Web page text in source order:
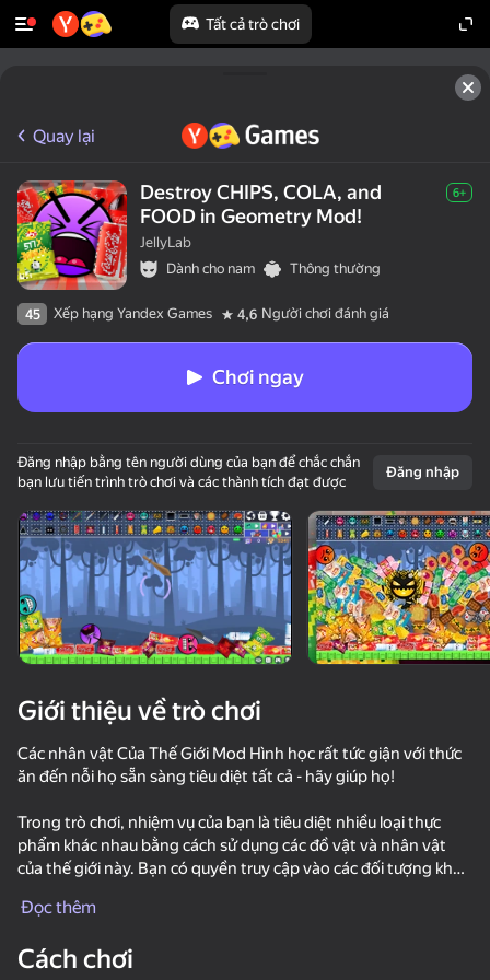
Tất cả trò chơi
Xoay thiết bị
Trò chơi này chỉ hỗ trợ định hướng
ngang
Hamster Escape: Prison
Quay lại
Destroy CHIPS, COLA, and
FOOD in Geometry Mod!
6+
JellyLab
Dành cho nam
Thông thường
45 Xếp hạng Yandex Games 4,6 Người chơi đánh giá
Chơi ngay
Đăng nhập bằng tên người dùng của bạn để chắc chắn
bạn lưu tiến trình trò chơi và các thành tích đạt được
Đăng nhập
Giới thiệu về trò chơi
Các nhân vật Của Thế Giới Mod Hình học rất tức giận với thức
ăn đến nỗi họ sẵn sàng tiêu diệt tất cả - hãy giúp họ!
Trong trò chơi, nhiệm vụ của bạn là tiêu diệt nhiều loại thực
phẩm khác nhau bằng cách sử dụng các đồ vật và nhân vật
của thế giới này. Bạn có quyền truy cập vào các đối tượng khác
máy phá hủy thực phẩm.
Kiếm điểm để tăng cấp độ của bạn. Cấp độ của bạn càng cao,
Đọc thêm
Cách chơi